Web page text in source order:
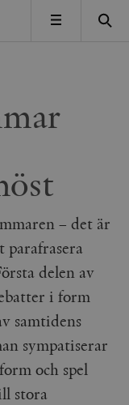
MENY
– det är
parafrasera
delen av
i form
samtidens
sympatiserar
och spel
stora